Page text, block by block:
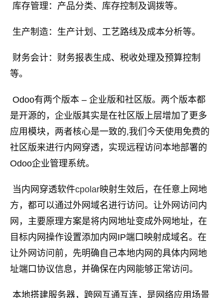
​ 库存管理：产品分类、库存控制及调拨等。
​ 生产制造：生产计划、工艺路线及成本分析等。
​ 财务会计：财务报表生成、税收处理及预算控制
等。
​ Odoo有两个版本 – 企业版和社区版。两个版本都
是开源的，企业版其实是在社区版上层增加了更多
应用模块，两者核心是一致的,我们今天使用免费的
社区版来进行内网穿透，实现远程访问本地部署的
Odoo企业管理系统。
​ 当内网穿透软件cpolar映射生效后，在任意上网地
方，都可以通过外网域名进行访问。让外网访问内
网，主要原理方案是将内网地址变成外网地址，在
目标内网操作设置添加内网IP端口映射成域名。在
让外网访问前，先明确自己本地内网的具体内网地
址端口协议信息，并确保在内网能够正常访问。
​ 本地搭建服务器，跨网互通互连，是网络应用场景